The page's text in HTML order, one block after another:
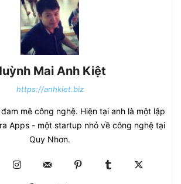
Mai Anh Kiệt
https://anhkiet.biz
mê công nghệ. Hiện tại anh là một lập
Apps - một startup nhỏ về công nghệ tại
Quy Nhơn.